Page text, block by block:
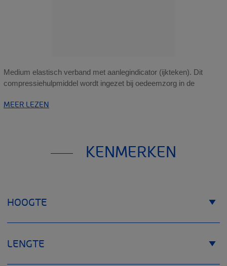
Medium elastisch verband met aanlegindicator (ijkteken). Dit
compressiehulpmiddel wordt ingezet bij oedeemzorg in de
MEER LEZEN
KENMERKEN
HOOGTE
LENGTE